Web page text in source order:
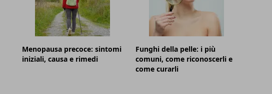
Menopausa precoce: sintomi
iniziali, causa e rimedi
Funghi della pelle: i più
comuni, come riconoscerli e
come curarli